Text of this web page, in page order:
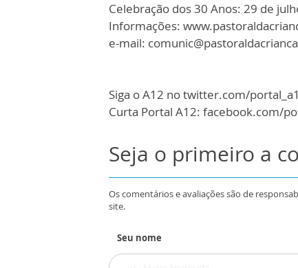
Celebração dos 30 Anos: 29 de
Informações:
e-mail:
Siga o A12 no twitter.com/
Curta Portal A12: facebook.com/
Seja o primeiro a
Os comentários e avaliações são de
site.
Seu nome